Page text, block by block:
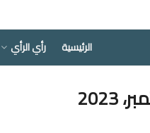
الرئيسية رأي الرأي